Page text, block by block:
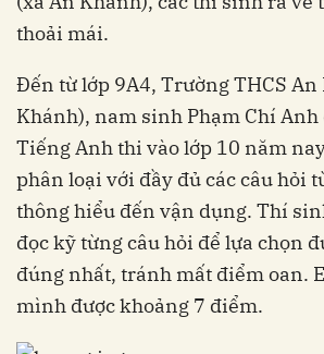
thoải mái.
Đến từ lớp 9A4, Trường THCS An
Khánh), nam sinh Phạm Chí
Tiếng Anh thi vào lớp 10 năm
phân loại với đầy đủ các câu hỏi
thông hiểu đến vận dụng. Thí
đọc kỹ từng câu hỏi để lựa chọn
đúng nhất, tránh mất điểm oan.
mình được khoảng 7 điểm.